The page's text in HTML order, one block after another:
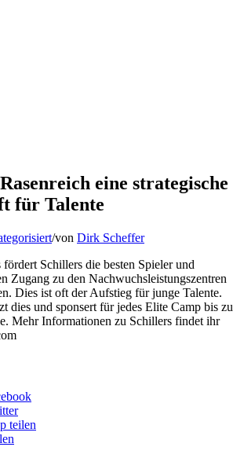
eine strategische
für Talente
/von Dirk Scheffer
Schillers die besten Spieler und
Zugang zu den Nachwuchsleistungszentren
Dies ist oft der Aufstieg für junge Talente.
dies und sponsert für jedes Elite Camp bis zu
Mehr Informationen zu Schillers findet ihr
teilen